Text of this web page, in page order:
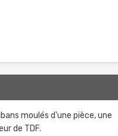
moulés d'une pièce, une
de TDF.